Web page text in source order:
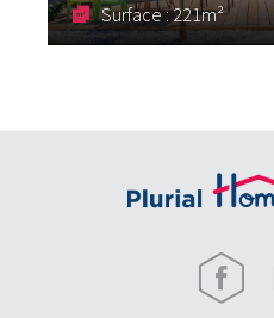
Surface : 221m²